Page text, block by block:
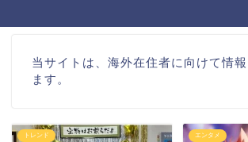
当サイトは、海外在住者に向けて情
ます。
トレンド エンタメ